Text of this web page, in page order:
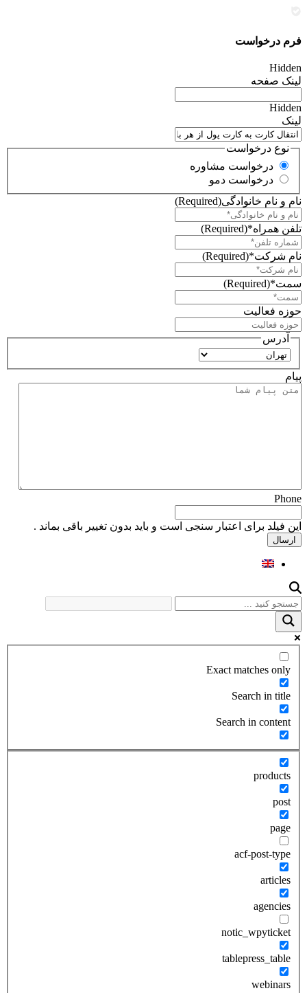
فرم درخواست
Hidden
لینک صفحه
Hidden
لینک
نوع درخواست
درخواست مشاوره
درخواست دمو
نام و نام خانوادگی(Required)
تلفن همراه*(Required)
نام شرکت*(Required)
سمت*(Required)
حوزه فعالیت
آدرس
استان
پیام
Phone
این فیلد برای اعتبار سنجی است و باید بدون تغییر باقی بماند .
Exact matches only
Search in title
Search in content
products
post
page
acf-post-type
articles
agencies
notic_wpyticket
tablepress_table
webinars